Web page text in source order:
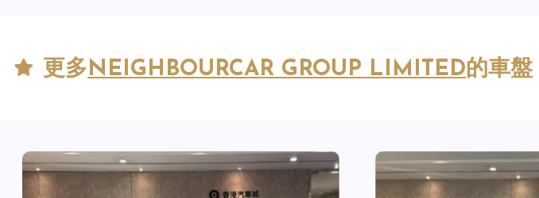
更多NEIGHBOURCAR GROUP LIMITED 的車盤